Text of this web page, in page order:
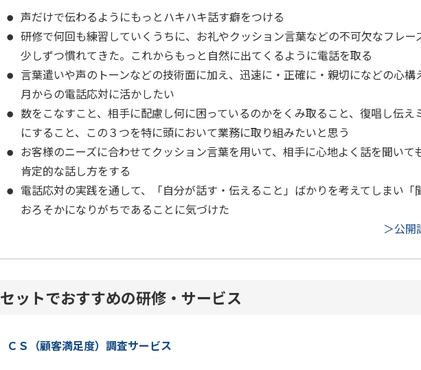
声だけで伝わるようにもっとハキハキ話す癖をつける
研修で何回も練習していくうちに、お礼やクッション言葉などの不可欠なフレー
少しずつ慣れてきた。これからもっと自然に出てくるように電話を取る
言葉遣いや声のトーンなどの技術面に加え、迅速に・正確に・親切になどの心構
月からの電話応対に活かしたい
数をこなすこと、相手に配慮し何に困っているのかをくみ取ること、復唱し伝え
にすること、この３つを特に頭において業務に取り組みたいと思う
お客様のニーズに合わせてクッション言葉を用いて、相手に心地よく話を聞いて
肯定的な話し方をする
電話応対の実践を通して、「自分が話す・伝えること」ばかりを考えてしまい「
おろそかになりがちであることに気づけた
＞公開
セットでおすすめの研修・サービス
ＣＳ（顧客満足度）調査サービス